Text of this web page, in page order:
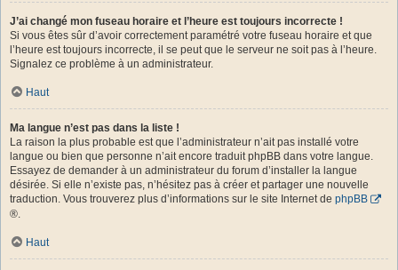
J’ai changé mon fuseau horaire et l’heure est toujours incorrecte !
Si vous êtes sûr d’avoir correctement paramétré votre fuseau horaire et que
l’heure est toujours incorrecte, il se peut que le serveur ne soit pas à l’heure.
Signalez ce problème à un administrateur.
Haut
Ma langue n’est pas dans la liste !
La raison la plus probable est que l’administrateur n’ait pas installé votre
langue ou bien que personne n’ait encore traduit phpBB dans votre langue.
Essayez de demander à un administrateur du forum d’installer la langue
désirée. Si elle n’existe pas, n’hésitez pas à créer et partager une nouvelle
traduction. Vous trouverez plus d’informations sur le site Internet de phpBB
®.
Haut